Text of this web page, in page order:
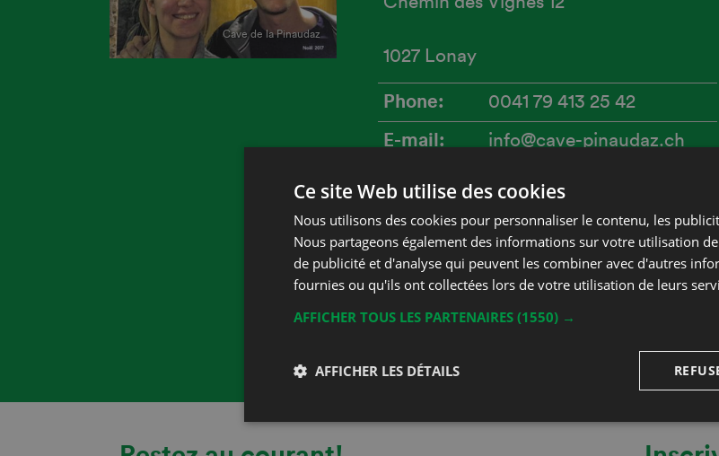
Cave de la Pinaudaz
1027 Lonay
Phone 0041 79 413 25 42
E-mail info@cave-pinaudaz.ch
Website
cave-
Ce site Web utilise des cookies
Nous utilisons des cookies pour personnaliser le contenu, les
Nous partageons également des informations sur votre utilisation
de publicité et d'analyse qui peuvent les combiner avec d'autres
fournies ou qu'ils ont collectées lors de votre utilisation de leurs
AFFICHER TOUS LES PARTENAIRES (1550) →
AFFICHER LES DÉTAILS